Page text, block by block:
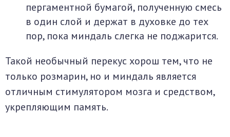
пергаментной бумагой, полученную смесь
в один слой и держат в духовке до тех
пор, пока миндаль слегка не поджарится.
Такой необычный перекус хорош тем, что не
только розмарин, но и миндаль является
отличным стимулятором мозга и средством,
укрепляющим память.